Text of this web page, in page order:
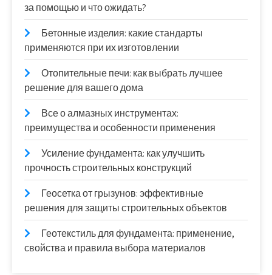
за помощью и что ожидать?
Бетонные изделия: какие стандарты
применяются при их изготовлении
Отопительные печи: как выбрать лучшее
решение для вашего дома
Все о алмазных инструментах:
преимущества и особенности применения
Усиление фундамента: как улучшить
прочность строительных конструкций
Геосетка от грызунов: эффективные
решения для защиты строительных объектов
Геотекстиль для фундамента: применение,
свойства и правила выбора материалов